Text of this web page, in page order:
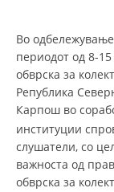
Во
периодот од 8-
обврска за
Република
Карпош во
институции
слушатели, со
важноста од
обврска за